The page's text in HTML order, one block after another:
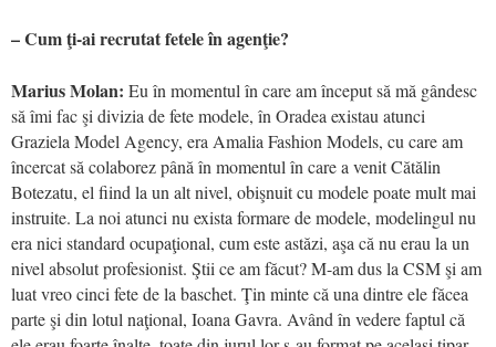
– Cum ţi-ai recrutat fetele în agenţie?
Marius Molan: Eu în momentul în care am început să mă gândesc
să îmi fac şi divizia de fete modele, în Oradea existau atunci
Graziela Model Agency, era Amalia Fashion Models, cu care am
încercat să colaborez până în momentul în care a venit Cătălin
Botezatu, el fiind la un alt nivel, obişnuit cu modele poate mult mai
instruite. La noi atunci nu exista formare de modele, modelingul nu
era nici standard ocupaţional, cum este astăzi, aşa că nu erau la un
nivel absolut profesionist. Ştii ce am făcut? M-am dus la CSM şi am
luat vreo cinci fete de la baschet. Ţin minte că una dintre ele făcea
parte şi din lotul naţional, Ioana Gavra. Având în vedere faptul că